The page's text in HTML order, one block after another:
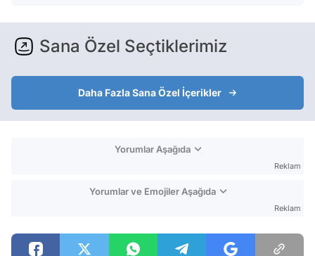
Sana Özel Seçtiklerimiz
Daha Fazla Sana Özel İçerikler
Yorumlar Aşağıda
Reklam
Yorumlar ve Emojiler Aşağıda
Reklam